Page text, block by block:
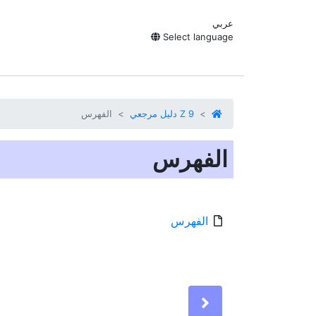
عربي
Select language
Z 9 دليل مرجعي الفهرس
الفهرس
الفهرس